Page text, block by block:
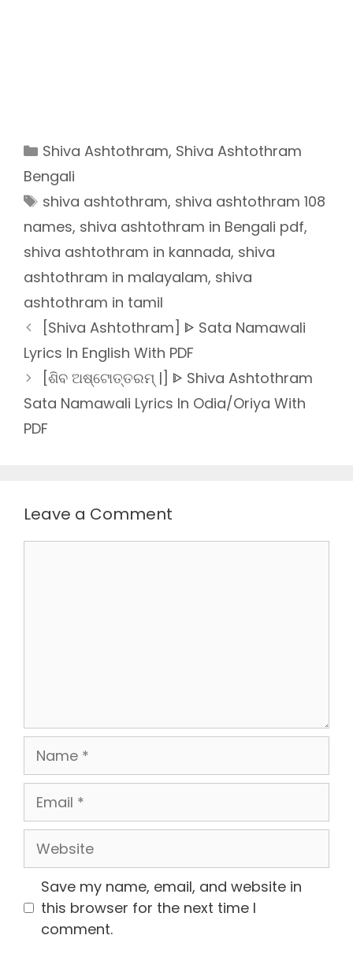
Categories
Shiva Ashtothram, Shiva Ashtothram
Bengali
Tags
shiva ashtothram, shiva ashtothram 108
names, shiva ashtothram in Bengali pdf,
shiva ashtothram in kannada, shiva
ashtothram in malayalam, shiva
ashtothram in tamil
[Shiva Ashtothram] ᐈ Sata Namawali
Lyrics In English With PDF
[ଶିବ ଅଷ୍ଟୋତ୍ତରମ୍ |] ᐈ Shiva Ashtothram
Sata Namawali Lyrics In Odia/Oriya With
PDF
Leave a Comment
Name
Email
Website
Save my name, email, and website in
this browser for the next time I
comment.